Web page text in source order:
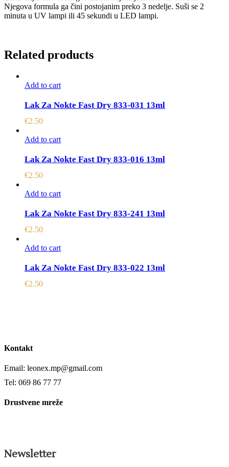
Njegova formula ga čini postojanim preko 3 nedelje. Suši se 2
minuta u UV lampi ili 45 sekundi u LED lampi.
Related products
Add to cart
Lak Za Nokte Fast Dry 833-031 13ml
€2.50
Add to cart
Lak Za Nokte Fast Dry 833-016 13ml
€2.50
Add to cart
Lak Za Nokte Fast Dry 833-241 13ml
€2.50
Add to cart
Lak Za Nokte Fast Dry 833-022 13ml
€2.50
Kontakt
Email: leonex.mp@gmail.com
Tel: 069 86 77 77
Drustvene mreže
Newsletter